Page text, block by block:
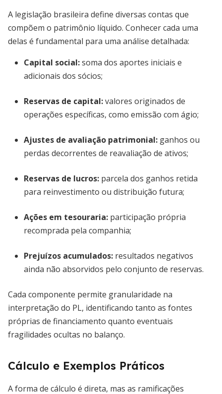
A legislação brasileira define diversas contas que
compõem o patrimônio líquido. Conhecer cada uma
delas é fundamental para uma análise detalhada:
Capital social:soma dos aportes iniciais e
adicionais dos sócios;
Reservas de capital:valores originados de
operações específicas, como emissão com ágio;
Ajustes de avaliação patrimonial: ganhos ou
perdas decorrentes de reavaliação de ativos;
Reservas de lucros: parcela dos ganhos retida
para reinvestimento ou distribuição futura;
Ações em tesouraria: participação própria
recomprada pela companhia;
Prejuízos acumulados: resultados negativos
ainda não absorvidos pelo conjunto de reservas.
Cada componente permite granularidade na
interpretação do PL, identificando tanto as fontes
próprias de financiamento quanto eventuais
fragilidades ocultas no balanço.
Cálculo e Exemplos Práticos
A forma de cálculo é direta, mas as ramificações